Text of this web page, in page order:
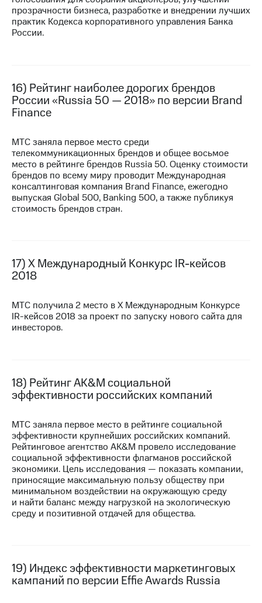
прозрачности бизнеса, разработке и внедрении лучших
практик Кодекса корпоративного управления Банка
России.
16) Рейтинг наиболее дорогих брендов
России «Russia 50 — 2018» по версии Brand
Finance
МТС заняла первое место среди
телекоммуникационных брендов и общее восьмое
место в рейтинге брендов Russia 50. Оценку стоимости
брендов по всему миру проводит Международная
консалтинговая компания Brand Finance, ежегодно
выпуская Global 500, Banking 500, а также публикуя
стоимость брендов стран.
17) X Международный Конкурс IR-кейсов
2018
МТС получила 2 место в X Международным Конкурсе
IR-кейсов2018 за проект по запуску нового сайта для
инвесторов.
18) Рейтинг AK&M социальной
эффективности российских компаний
МТС заняла первое место в рейтинге социальной
эффективности крупнейших российских компаний.
Рейтинговое агентство AK&M провело исследование
социальной эффективности флагманов российской
экономики. Цель исследования — показать компании,
приносящие максимальную пользу обществу при
минимальном воздействии на окружающую среду
и найти баланс между нагрузкой на экологическую
среду и позитивной отдачей для общества.
19) Индекс эффективности маркетинговых
кампаний по версии Effie Awards Russia